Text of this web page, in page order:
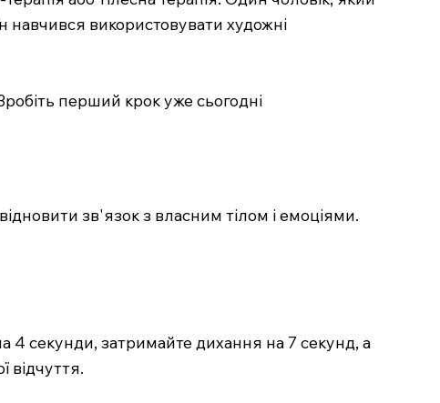
навчився використовувати художні
перший крок уже сьогодні
зв'язок з власним тілом і емоціями.
4 секунди, затримайте дихання на 7 секунд, а
відчуття.